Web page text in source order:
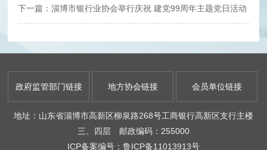
下一篇：淄博市银行业协会举行庆祝 建党99周年主题党日活动
政府监管部门链接 地方协会链接 会员单位链接
地址：山东省淄博市高新区柳泉路268号工商银行高新区支行主楼
三、四层 邮政编码：255000
ICP备案编号：鲁ICP备11013913号